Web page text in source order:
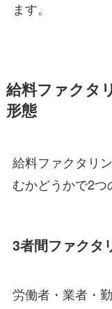
ます。
給料ファクタ
形態
給料ファクタリ
むかどうかで2つ
3者間ファクタ
労働者・業者・